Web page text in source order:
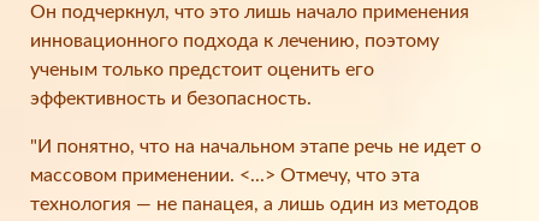
Он подчеркнул, что это лишь начало применения
инновационного подхода к лечению, поэтому
ученым только предстоит оценить его
эффективность и безопасность.
"И понятно, что на начальном этапе речь не идет о
массовом применении. <...> Отмечу, что эта
технология — не панацея, а лишь один из методов